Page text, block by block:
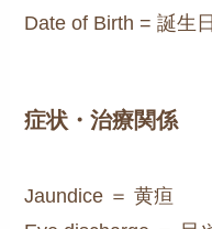
Date of Birth = 誕生
症状・治療関係
Jaundice ＝ 黄疸